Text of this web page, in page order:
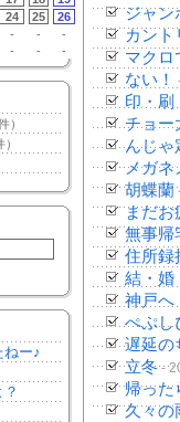
24 25
26
- -
-
- - -
）
）
ねー♪
ジャン
カント
マクロ
ない！
印・刷
チョー
んじゃ
メガ
胡蝶蘭
まだお
無事帰
住所録
結・婚
神戸へ
ぺぷし
遅延の
立冬-
帰った
久々の